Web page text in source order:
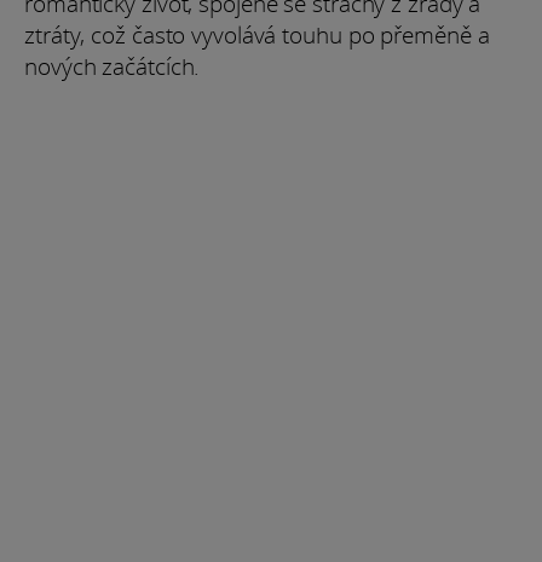
ztráty, což často vyvolává touhu po přeměně a
nových začátcích.